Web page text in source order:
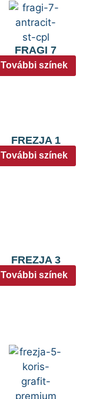
FRAGI 7
További színek
FREZJA 1
További színek
FREZJA 3
További színek